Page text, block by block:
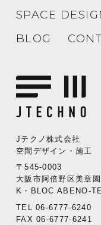
Jテクノ株式会社
空間デザイン・施工
〒545-0003
大阪市阿倍野区美章
K・BLOC ABENO-
TEL 06-6777-6240
FAX 06-6777-6241
SPACE
BLOG